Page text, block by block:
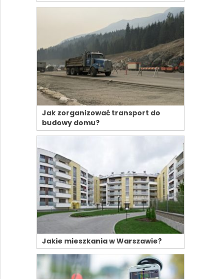
Jak zorganizować transport do
budowy domu?
Jakie mieszkania w Warszawie?